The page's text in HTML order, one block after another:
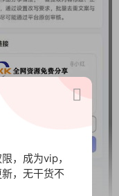
，成为vip，
，无干货不